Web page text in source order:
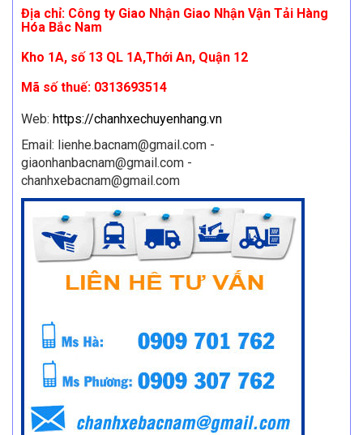
Địa chỉ: Công ty Giao Nhận Giao Nhận Vận Tải Hàng
Hóa Bắc Nam
Kho 1A, số 13 QL 1A,Thới An, Quận 12
Mã số thuế: 0313693514
Web: https://chanhxechuyenhang.vn
Email: lienhe.bacnam@gmail.com -
giaonhanbacnam@gmail.com -
chanhxebacnam@gmail.com